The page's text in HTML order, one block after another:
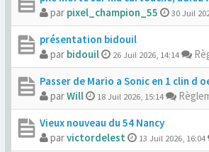
par pixel_champion_55 30 Juil
présentation bidouil
par bidouil 26 Juil 2026, 14:14
Passer de Mario a Sonic en 1 clin d
parWill 18 Juil 2026, 15:14
Vieux nouveau du 54 Nancy
parvictordelest 13 Juil 2026, 16:04